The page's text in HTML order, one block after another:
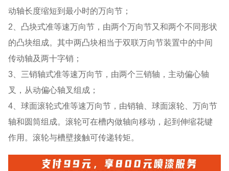
动轴长度缩短到最小时的万向节；
2、凸块式准等速万向节，由两个万向节又和两个不同形状
的凸块组成。其中两凸块相当于双联万向节装置中的中间
传动轴及两十字销；
3、三销轴式准等速万向节，由两个三销轴，主动偏心轴
叉，从动偏心轴叉组成；
4、球面滚轮式准等速万向节，由销轴、球面滚轮、万向节
轴和圆筒组成。滚轮可在槽内做轴向移动，起到伸缩花键
作用。滚轮与槽壁接触可传递转矩。